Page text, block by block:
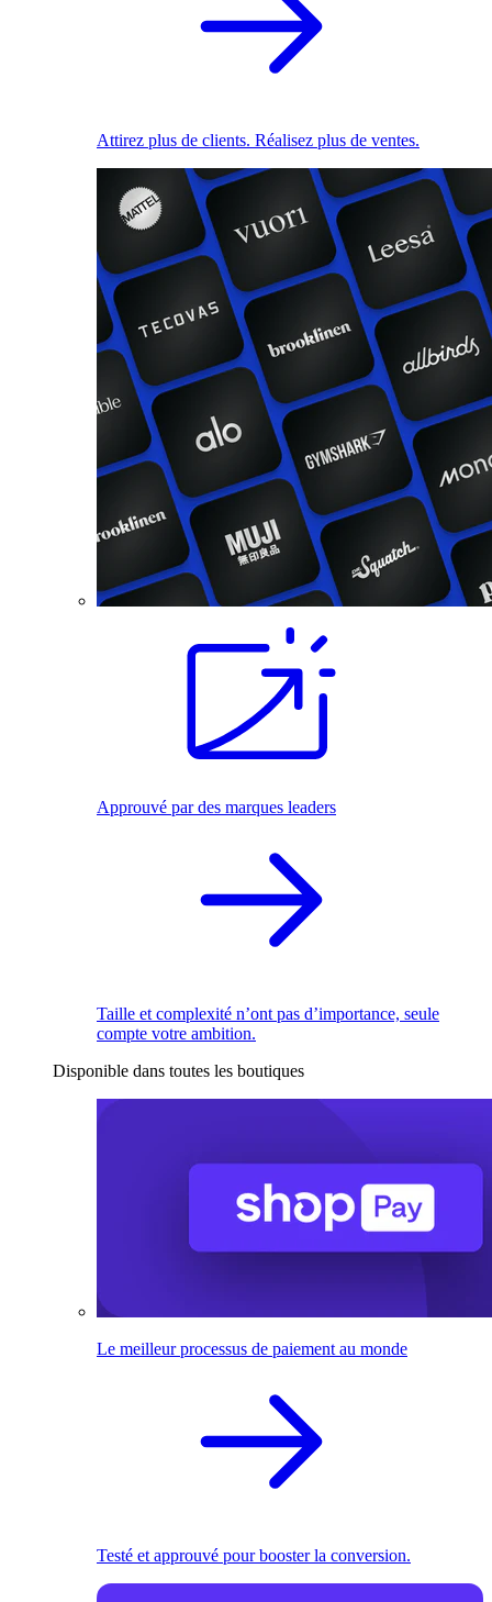
Attirez plus de clients. Réalisez plus de ventes.
Approuvé par des marques leaders
Taille et complexité n’ont pas d’importance, seule
compte votre ambition.
Disponible dans toutes les boutiques
Le meilleur processus de paiement au monde
Testé et approuvé pour booster la conversion.